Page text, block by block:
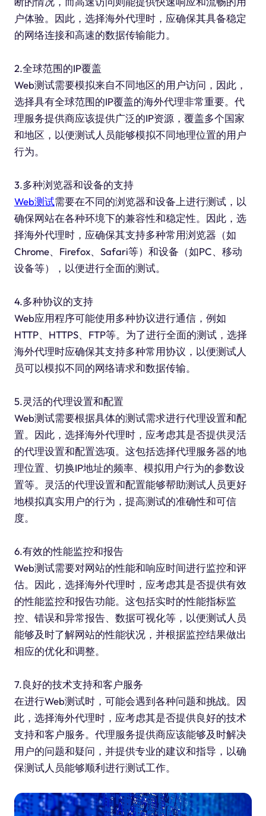
户体验。因此，选择海外代理时，应确保其具备稳定
的网络连接和高速的数据传输能力。
2.全球范围的IP覆盖
Web测试需要模拟来自不同地区的用户访问，因此，
选择具有全球范围的IP覆盖的海外代理非常重要。代
理服务提供商应该提供广泛的IP资源，覆盖多个国家
和地区，以便测试人员能够模拟不同地理位置的用户
行为。
3.多种浏览器和设备的支持
Web测试需要在不同的浏览器和设备上进行测试，以
确保网站在各种环境下的兼容性和稳定性。因此，选
择海外代理时，应确保其支持多种常用浏览器（如
Chrome、Firefox、Safari等）和设备（如PC、移动
设备等），以便进行全面的测试。
4.多种协议的支持
Web应用程序可能使用多种协议进行通信，例如
HTTP、HTTPS、FTP等。为了进行全面的测试，选择
海外代理时应确保其支持多种常用协议，以便测试人
员可以模拟不同的网络请求和数据传输。
5.灵活的代理设置和配置
Web测试需要根据具体的测试需求进行代理设置和配
置。因此，选择海外代理时，应考虑其是否提供灵活
的代理设置和配置选项。这包括选择代理服务器的地
理位置、切换IP地址的频率、模拟用户行为的参数设
置等。灵活的代理设置和配置能够帮助测试人员更好
地模拟真实用户的行为，提高测试的准确性和可信
度。
6.有效的性能监控和报告
Web测试需要对网站的性能和响应时间进行监控和评
估。因此，选择海外代理时，应考虑其是否提供有效
的性能监控和报告功能。这包括实时的性能指标监
控、错误和异常报告、数据可视化等，以便测试人员
能够及时了解网站的性能状况，并根据监控结果做出
相应的优化和调整。
7.良好的技术支持和客户服务
在进行Web测试时，可能会遇到各种问题和挑战。因
此，选择海外代理时，应考虑其是否提供良好的技术
支持和客户服务。代理服务提供商应该能够及时解决
用户的问题和疑问，并提供专业的建议和指导，以确
保测试人员能够顺利进行测试工作。